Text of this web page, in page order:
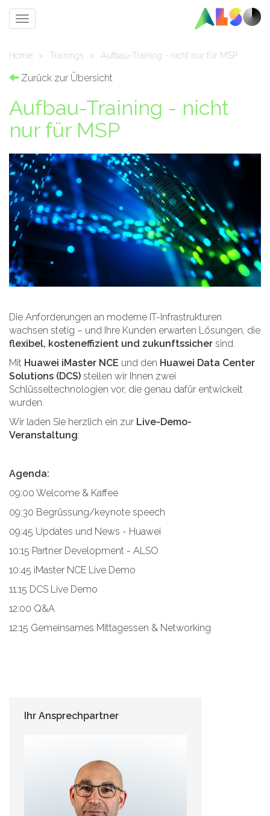
Toggle
Home > Trainings > Aufbau-Training - nicht nur für MSP
Zurück zur Übersicht
Aufbau-Training - nicht
nur für MSP
Die Anforderungen an moderne IT-Infrastrukturen
wachsen stetig – und Ihre Kunden erwarten Lösungen, die
flexibel, kosteneffizient und zukunftssicher sind.
Mit Huawei iMaster NCE und den Huawei Data Center
Solutions (DCS) stellen wir Ihnen zwei
Schlüsseltechnologien vor, die genau dafür entwickelt
wurden.
Wir laden Sie herzlich ein zur Live-Demo-
Veranstaltung:
Agenda:
09:00 Welcome & Kaffee
09:30 Begrüssung/keynote speech
09:45 Updates und News - Huawei
10:15 Partner Development - ALSO
10:45 iMaster NCE Live Demo
11:15 DCS Live Demo
12:00 Q&A
12:15 Gemeinsames Mittagessen & Networking
Ihr Ansprechpartner